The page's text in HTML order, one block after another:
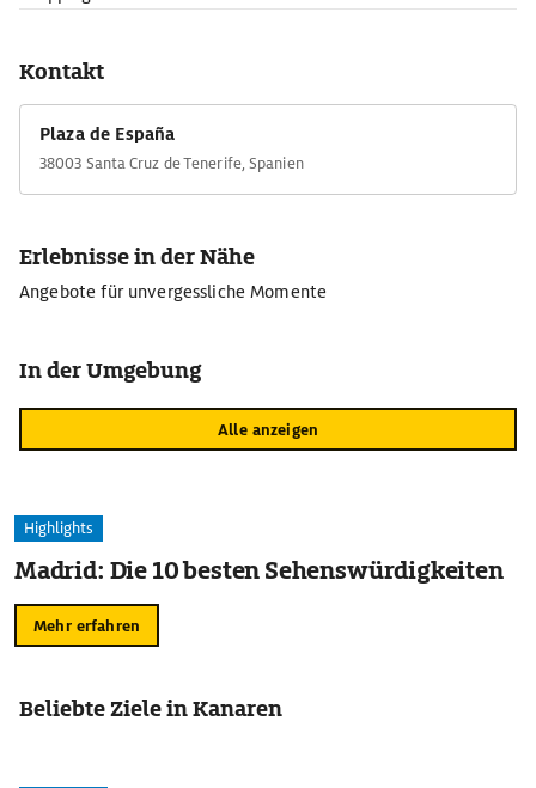
Kontakt
Plaza de España
38003 Santa Cruz de Tenerife, Spanien
Erlebnisse in der Nähe
Angebote für unvergessliche Momente
In der Umgebung
Alle anzeigen
Highlights
Madrid: Die 10 besten Sehenswürdigkeiten
Mehr erfahren
Beliebte Ziele in Kanaren